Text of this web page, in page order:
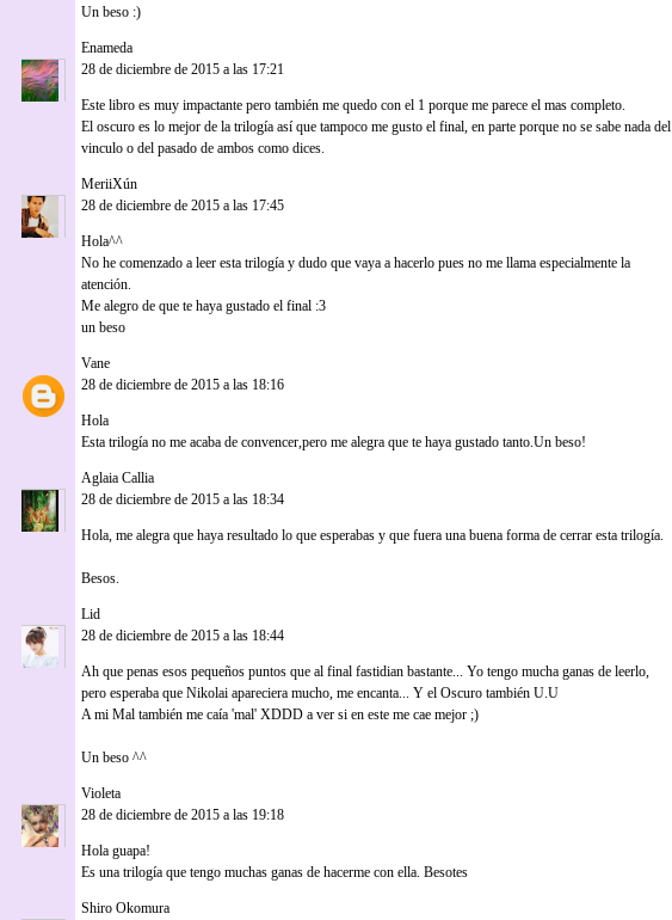
Un beso :)
Enameda
28 de diciembre de 2015 a las 17:21
Este libro es muy impactante pero también me quedo con el 1 porque me parece el mas completo.
El oscuro es lo mejor de la trilogía así que tampoco me gusto el final, en parte porque no se sabe nada del
vinculo o del pasado de ambos como dices.
MeriiXún
28 de diciembre de 2015 a las 17:45
Hola^^
No he comenzado a leer esta trilogía y dudo que vaya a hacerlo pues no me llama especialmente la
atención.
Me alegro de que te haya gustado el final :3
un beso
Vane
28 de diciembre de 2015 a las 18:16
Hola
Esta trilogía no me acaba de convencer,pero me alegra que te haya gustado tanto.Un beso!
Aglaia Callia
28 de diciembre de 2015 a las 18:34
Hola, me alegra que haya resultado lo que esperabas y que fuera una buena forma de cerrar esta trilogía.
Besos.
Lid
28 de diciembre de 2015 a las 18:44
Ah que penas esos pequeños puntos que al final fastidian bastante... Yo tengo mucha ganas de leerlo,
pero esperaba que Nikolai apareciera mucho, me encanta... Y el Oscuro también U.U
A mi Mal también me caía 'mal' XDDD a ver si en este me cae mejor ;)
Un beso ^^
Violeta
28 de diciembre de 2015 a las 19:18
Hola guapa!
Es una trilogía que tengo muchas ganas de hacerme con ella. Besotes
Shiro Okomura